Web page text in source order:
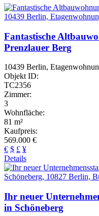
Fantastische
Prenzlauer Berg
10439 Berlin,
Objekt ID:
TC2356
Zimmer:
3
Wohnfläche:
81 m²
Kaufpreis:
569.000 €
€ $ £ ¥
Details
Ihr neuer
in Schöneberg